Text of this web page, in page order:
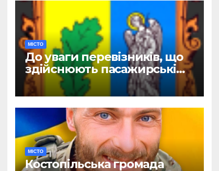
МІСТО
До уваги перевізників, що
здійснюють пасажирські
перевезення
МІСТО
Костопільська громада